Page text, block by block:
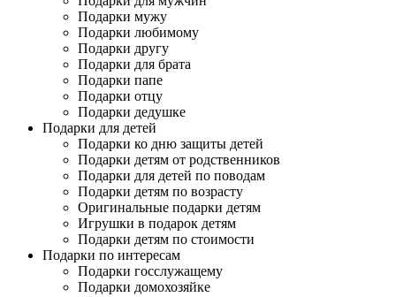
Подарки мужу
Подарки любимому
Подарки другу
Подарки для брата
Подарки папе
Подарки отцу
Подарки дедушке
Подарки для детей
Подарки ко дню защиты детей
Подарки детям от родственников
Подарки для детей по поводам
Подарки детям по возрасту
Оригинальные подарки детям
Игрушки в подарок детям
Подарки детям по стоимости
Подарки по интересам
Подарки госслужащему
Подарки домохозяйке